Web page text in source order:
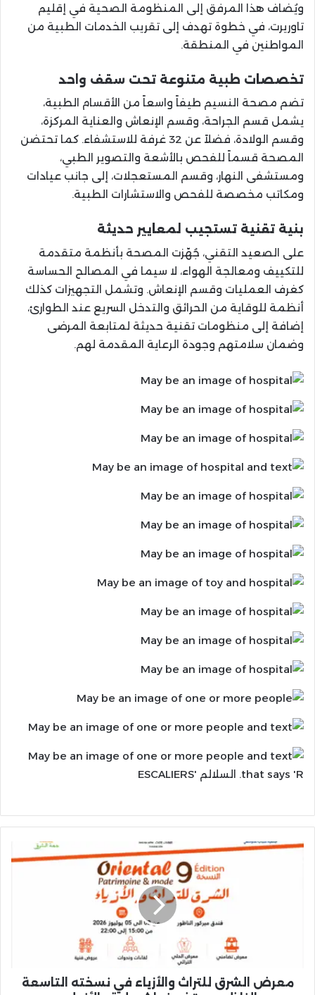
ويُضاف هذا المرفق إلى المنظومة الصحية في إقليم
تاوريرت، في خطوة تهدف إلى تقريب الخدمات الطبية من
المواطنين في المنطقة.
تخصصات طبية متنوعة تحت سقف واحد
تضم مصحة النسيم طيفاً واسعاً من الأقسام الطبية،
يشمل قسم الجراحة، وقسم الإنعاش والعناية المركزة،
وقسم الولادة، فضلاً عن 32 غرفة للاستشفاء. كما تحتضن
المصحة قسماً للفحص بالأشعة والتصوير الطبي،
ومستشفى النهار، وقسم المستعجلات، إلى جانب عيادات
ومكاتب مخصصة للفحص والاستشارات الطبية.
بنية تقنية تستجيب لمعايير حديثة
على الصعيد التقني، جُهّزت المصحة بأنظمة متقدمة
للتكييف ومعالجة الهواء، لا سيما في المصالح الحساسة
كغرف العمليات وقسم الإنعاش. وتشمل التجهيزات كذلك
أنظمة للوقاية من الحرائق والتدخل السريع عند الطوارئ،
إضافة إلى منظومات تقنية حديثة لمتابعة المرضى
وضمان سلامتهم وجودة الرعاية المقدمة لهم.
معرض
إشبيلية
معرض الشرق للتراث والأزياء في نسخته التاسعة